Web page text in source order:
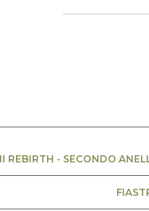
REBIRTH - SECONDO